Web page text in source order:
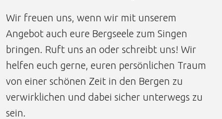
Wir freuen uns, wenn wir mit unserem
Angebot auch eure Bergseele zum Singen
bringen. Ruft uns an oder schreibt uns! Wir
helfen euch gerne, euren persönlichen Traum
von einer schönen Zeit in den Bergen zu
verwirklichen und dabei sicher unterwegs zu
sein.